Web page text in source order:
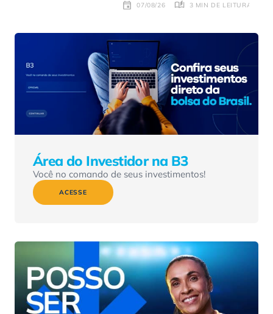
07/08/26 3 MIN DE LEITURA
Área do Investidor na B3
Você no comando de seus investimentos!
ACESSE